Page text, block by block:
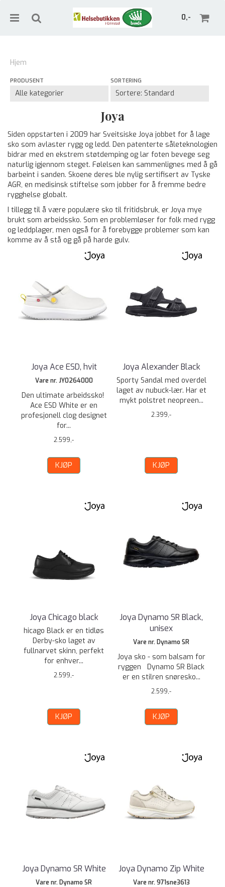
0,-
Hjem
PRODUSENT SORTERING
Joya
Siden oppstarten i 2009 har Sveitsiske Joya jobbet for å lage
sko som avlaster rygg og ledd. Den patenterte såleteknologien
bidrar med en ekstrem støtdemping og lar foten bevege seg
naturlig igjennom steget. Følelsen kan sammenlignes med å gå
barbeint i sanden. Skoene deres ble nylig sertifisert av Tyske
AGR, en medisinsk stiftelse som jobber for å fremme bedre
rygghelse globalt.
I tillegg til å være populære sko til fritidsbruk, er Joya mye
brukt som arbeidssko. Som en problemløser for folk med rygg
og leddplager, men også for å forebygge problemer som kan
komme av å stå og gå på harde gulv.
Joya Ace ESD, hvit
Vare nr. JY0264000
Den ultimate arbeidssko!
Ace ESD White er en
profesjonell clog designet
for...
2.599,-
KJØP
Joya Alexander Black
Sporty Sandal med overdel
laget av nubuck-lær. Har et
mykt polstret neopreen...
2.399,-
KJØP
Joya Chicago black
hicago Black er en tidløs
Derby-sko laget av
fullnarvet skinn, perfekt
for enhver...
2.599,-
KJØP
Joya Dynamo SR Black,
unisex
Vare nr. Dynamo SR
Joya sko - som balsam for
ryggen Dynamo SR Black
er en stilren snøresko...
2.599,-
KJØP
Joya Dynamo SR White
Vare nr. Dynamo SR
Joya Dynamo Zip White
Vare nr. 971sne3613